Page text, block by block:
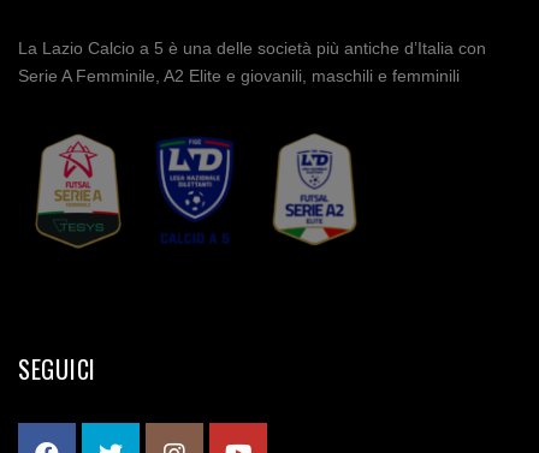
La Lazio Calcio a 5 è una delle società più antiche d’Italia con
Serie A Femminile, A2 Elite e giovanili, maschili e femminili
SEGUICI